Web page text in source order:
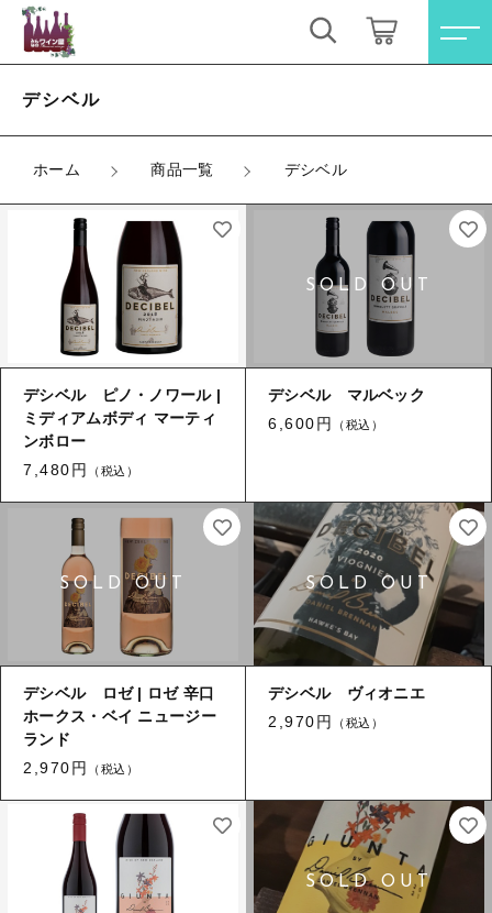
デシベル
ホーム 商品一覧 デシベル
デシベル ピノ・ノワール |
ミディアムボディ マーティ
ンボロー
7,480円
（税込）
デシベル マルベック
6,600円
（税込）
デシベル ロゼ | ロゼ 辛口
ホークス・ベイ ニュージー
ランド
2,970円
（税込）
デシベル ヴィオニエ
2,970円
（税込）
ログイン / 会員登録
お気に入り
すべての商品
オレンジワイン
その他（クール便等）
スパークリングワイン
ロゼワイン
白ワイン
赤ワイン
新着商品
特集ページ一覧
当店について
お知らせ
お買い得ワインセット
その他（クール便等）
スパークリングワイン
白ワイン
赤ワイン
キーワード検索
こだわり検索
親カテゴリ
子カテゴリ
価格帯
在庫あり セール
並び順